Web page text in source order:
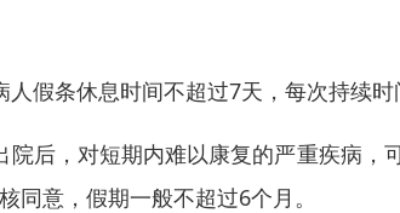
人假条休息时间不超过7天，每次持续
院后，对短期内难以康复的严重疾病
同意，假期一般不超过6个月。